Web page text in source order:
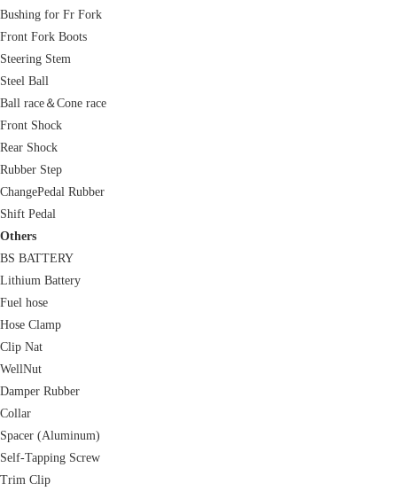
Bushing for Fr Fork
Front Fork Boots
Steering Stem
Steel Ball
Ball race＆Cone race
Front Shock
Rear Shock
Rubber Step
ChangePedal Rubber
Shift Pedal
Others
BS BATTERY
Lithium Battery
Fuel hose
Hose Clamp
Clip Nat
WellNut
Damper Rubber
Collar
Spacer (Aluminum)
Self-Tapping Screw
Trim Clip